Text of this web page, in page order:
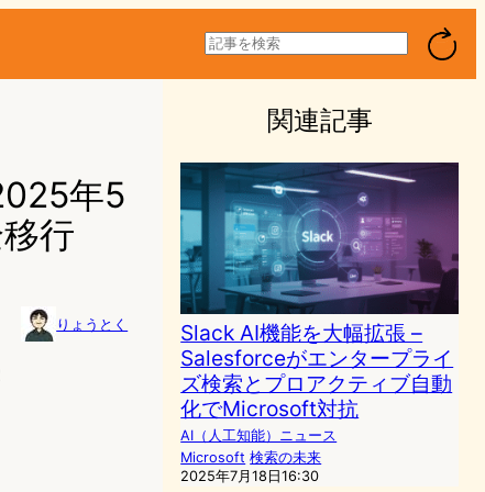
検
索
年5
行
りょうとく
関連記事
Slack AI機能を大幅拡張 –
Salesforceがエンタープライ
ズ検索とプロアクティブ自動
化でMicrosoft対抗
AI（人工知能）ニュース
Microsoft 検索の未来
2025年7月18日16:30